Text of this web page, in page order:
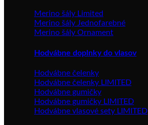
Merino šály Limited
Merino šály Jednofarebné
Merino šály Ornament
Hodvábne doplnky do vlasov
Hodvábne čelenky
Hodvábne čelenky LIMITED
Hodvábne gumičky
Hodvábne gumičky LIMITED
Hodvábne vlasové sety LIMITED